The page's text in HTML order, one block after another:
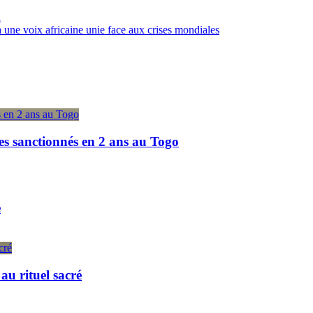
voix africaine unie face aux crises mondiales
sanctionnés en 2 ans au Togo
rituel sacré